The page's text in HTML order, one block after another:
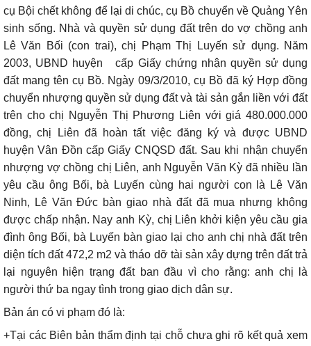
cụ Bội chết không để lại di chúc, cụ Bồ chuyển về Quảng Yên
sinh sống. Nhà và quyền sử dụng đất trên do vợ chồng anh
Lê Văn Bối (con trai), chị Phạm Thị Luyến sử dụng. Năm
2003, UBND huyện
cấp Giấy chứng nhận quyền sử dụng
đất mang tên cụ Bồ. Ngày 09/3/2010, cụ Bồ đã ký Hợp đồng
chuyển nhượng quyền sử dụng đất và tài sản gắn liền với đất
trên cho chị Nguyễn Thị Phương Liên với giá 480.000.000
đồng, chị Liên đã hoàn tất việc đăng ký và được UBND
huyện Vân Đồn cấp Giấy CNQSD đất. Sau khi nhận chuyển
nhượng vợ chồng chị Liên, anh Nguyễn Văn Kỳ đã nhiều lần
yêu cầu ông Bối, bà Luyến cùng hai người con là Lê Văn
Ninh, Lê Văn Đức bàn giao nhà đất đã mua nhưng không
được chấp nhận. Nay anh Kỳ, chị Liên khởi kiện yêu cầu gia
đình ông Bối, bà Luyến bàn giao lại cho anh chị nhà đất trên
diện tích đất 472,2 m2 và tháo dỡ tài sản xây dựng trên đất trả
lại nguyên hiện trạng đất ban đầu vì cho rằng: anh chị là
người thứ ba ngay tình trong giao dịch dân sự.
Bản án có vi phạm đó là:
+Tại các Biên bản thẩm định tại chỗ chưa ghi rõ kết quả xem